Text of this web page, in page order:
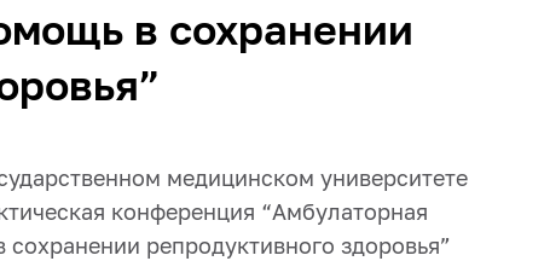
в сохранении
медицинском университете
конференция “Амбулаторная
репродуктивного здоровья”